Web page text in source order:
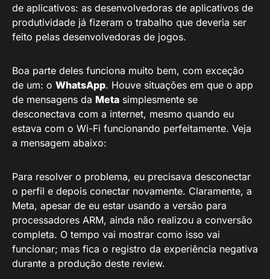
de aplicativos: as desenvolvedoras de aplicativos de
produtividade já fizeram o trabalho que deveria ser
feito pelas desenvolvedoras de jogos.
Boa parte deles funciona muito bem, com exceção
de um: o WhatsApp. Houve situações em que o app
de mensagens da Meta simplesmente se
desconectava com a internet, mesmo quando eu
estava com o Wi-Fi funcionando perfeitamente. Veja
a mensagem abaixo:
Para resolver o problema, eu precisava desconectar
o perfil e depois conectar novamente. Claramente, a
Meta, apesar de eu estar usando a versão para
processadores ARM, ainda não realizou a conversão
completa. O tempo vai mostrar como isso vai
funcionar; mas fica o registro da experiência negativa
durante a produção deste review.